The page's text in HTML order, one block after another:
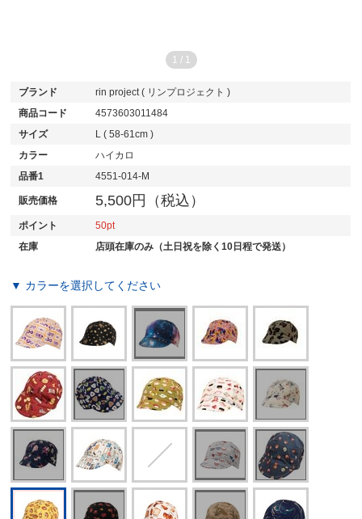
1 / 1
ブランド
rin project ( リンプロジェクト )
商品コード
4573603011484
サイズ
L ( 58-61cm )
カラー
ハイカロ
品番1
4551-014-M
販売価格 5,500円（税込）
ポイント
50
在庫
店頭在庫のみ（土日祝を除く10日程で発送）
▼ カラーを選択してください